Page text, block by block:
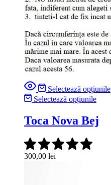
Selectează opțiunile
Selectează opțiunile
Toca Nova Bej
300,00 lei